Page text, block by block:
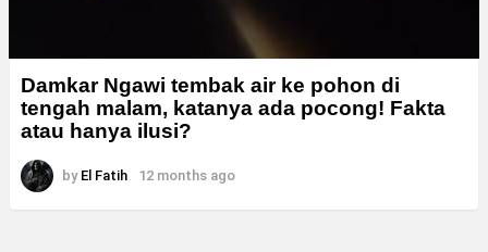
Damkar Ngawi tembak air ke pohon di
tengah malam, katanya ada pocong! Fakta
atau hanya ilusi?
by El Fatih 12 months ago